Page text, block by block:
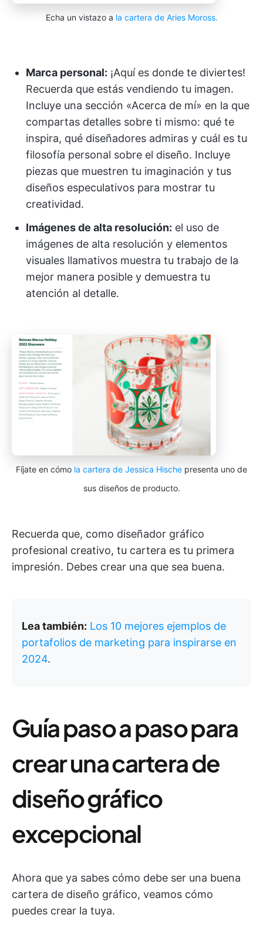
Echa un vistazo a la cartera de Aries Moross.
Marca personal: ¡Aquí es donde te diviertes!
Recuerda que estás vendiendo tu imagen.
Incluye una sección «Acerca de mí» en la que
compartas detalles sobre ti mismo: qué te
inspira, qué diseñadores admiras y cuál es tu
filosofía personal sobre el diseño. Incluye
piezas que muestren tu imaginación y tus
diseños especulativos para mostrar tu
creatividad.
Imágenes de alta resolución: el uso de
imágenes de alta resolución y elementos
visuales llamativos muestra tu trabajo de la
mejor manera posible y demuestra tu
atención al detalle.
Fíjate en cómo la cartera de Jessica Hische presenta uno de
sus diseños de producto.
Recuerda que, como diseñador gráfico
profesional creativo, tu cartera es tu primera
impresión. Debes crear una que sea buena.
Lea también: Los 10 mejores ejemplos de
portafolios de marketing para inspirarse en
2024.
Guía paso a paso para
crear una cartera de
diseño gráfico
excepcional
Ahora que ya sabes cómo debe ser una buena
cartera de diseño gráfico, veamos cómo
puedes crear la tuya.